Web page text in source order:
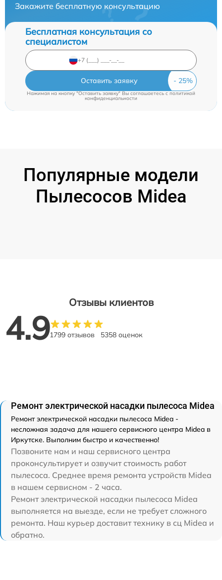
Закажите бесплатную консультацию
Бесплатная консультация со
специалистом
Оставить заявку
Нажимая на кнопку "Оставить заявку" Вы соглашаетесь cполитикой
конфиденциальности
Популярные модели
Пылесосов Midea
Отзывы клиентов
4.91799 отзывов 5358 оценок
Ремонт электрической насадки пылесоса Midea
Ремонт электрической насадки пылесоса Midea -
несложная задача для нашего сервисного центра Midea в
Иркутске. Выполним быстро и качественно!
Позвоните нам и наш сервисного центра
проконсультирует и озвучит стоимость работ
пылесоса. Среднее время ремонта устройств Midea
в нашем сервисном - 2 часа.
Ремонт электрической насадки пылесоса Midea
выполняется на выезде, если не требует сложного
ремонта. Наш курьер доставит технику в сц Midea и
обратно.